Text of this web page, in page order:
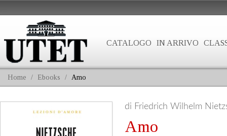
CATALOGO IN ARRIVO
Home / Ebooks / Amo
di Friedrich Wilhelm
Amo